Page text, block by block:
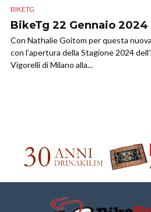
BIKETG
BikeTg 22 Gennaio 2024
Con Nathalie Goitom per questa
con l’apertura della Stagione 2024
Vigorelli di Milano alla...